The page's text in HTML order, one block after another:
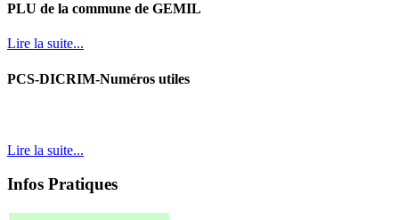
PLU de la commune de GEMIL
Lire la suite...
PCS-DICRIM-Numéros utiles
Lire la suite...
Infos Pratiques